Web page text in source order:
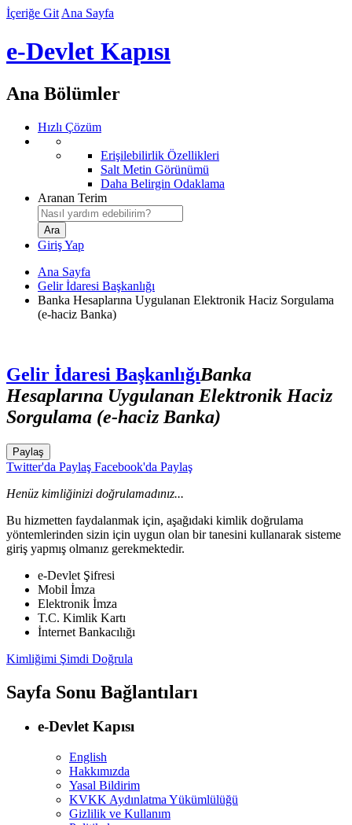
İçeriğe Git Ana Sayfa
e-Devlet Kapısı
Ana Bölümler
Hızlı Çözüm
Erişilebilirlik Özellikleri
Salt Metin Görünümü
Daha Belirgin Odaklama
Aranan Terim
Giriş Yap
Ana Sayfa
Gelir İdaresi Başkanlığı
Banka Hesaplarına Uygulanan Elektronik Haciz Sorgulama
(e-haciz Banka)
Gelir İdaresi BaşkanlığıBanka
Hesaplarına Uygulanan Elektronik Haciz
Sorgulama (e-haciz Banka)
Paylaş
Twitter'da Paylaş Facebook'da Paylaş
Henüz kimliğinizi doğrulamadınız...
Bu hizmetten faydalanmak için, aşağıdaki kimlik doğrulama
yöntemlerinden sizin için uygun olan bir tanesini kullanarak sisteme
giriş yapmış olmanız gerekmektedir.
e-Devlet Şifresi
Mobil İmza
Elektronik İmza
T.C. Kimlik Kartı
İnternet Bankacılığı
Kimliğimi Şimdi Doğrula
Sayfa Sonu Bağlantıları
e-Devlet Kapısı
English
Hakkımızda
Yasal Bildirim
KVKK Aydınlatma Yükümlülüğü
Gizlilik ve Kullanım